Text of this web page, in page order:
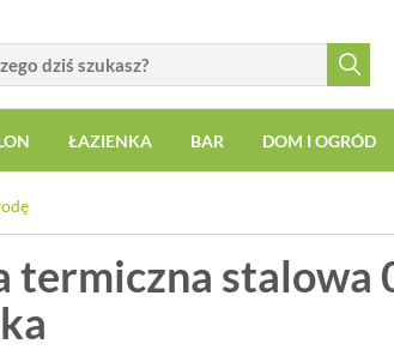
ŁAZIENKA BAR DOM I OGRÓD
termiczna stalowa